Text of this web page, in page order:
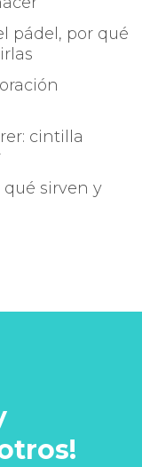
pádel, por qué
cintilla
qué sirven y